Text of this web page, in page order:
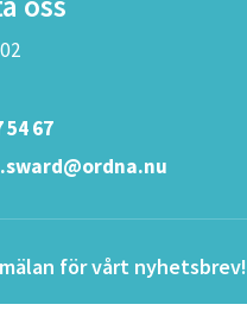
54 67
för vårt nyhetsbrev!